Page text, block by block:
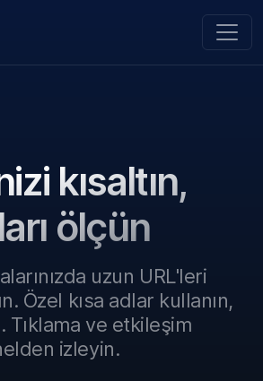
kısaltın,
ölçün
uzun URL'leri
Özel kısa adlar kullanın,
Tıklama ve etkileşim
izleyin.